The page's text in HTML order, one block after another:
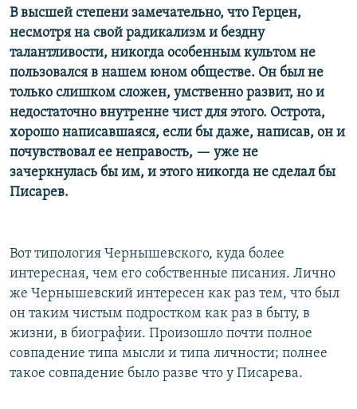
В высшей степени замечательно, что Герцен,
несмотря на свой радикализм и бездну
талантливости, никогда особенным культом не
пользовался в нашем юном обществе. Он был не
только слишком сложен, умственно развит, но и
недостаточно внутренне чист для этого. Острота,
хорошо написавшаяся, если бы даже, написав, он и
почувствовал ее неправость, — уже не
зачеркнулась бы им, и этого никогда не сделал бы
Писарев.
Вот типология Чернышевского, куда более
интересная, чем его собственные писания. Лично
же Чернышевский интересен как раз тем, что был
он таким чистым подростком как раз в быту, в
жизни, в биографии. Произошло почти полное
совпадение типа мысли и типа личности; полнее
такое совпадение было разве что у Писарева.